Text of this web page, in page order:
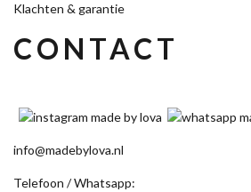
Klachten & garantie
CONTACT
info@madebylova.nl
Telefoon / Whatsapp: